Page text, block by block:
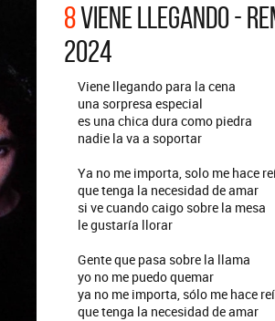
8VIENE LLEGANDO -
2024
Viene llegando para la cena
una sorpresa especial
es una chica dura como piedra
nadie la va a soportar
Ya no me importa, solo me hace
que tenga la necesidad de amar
si ve cuando caigo sobre la mesa
le gustaría llorar
Gente que pasa sobre la llama
yo no me puedo quemar
ya no me importa, sólo me hace
que tenga la necesidad de amar